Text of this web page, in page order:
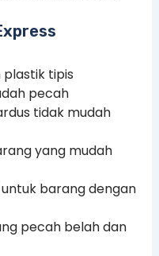
tipis
pecah
tidak mudah
yang mudah
barang dengan
pecah belah dan